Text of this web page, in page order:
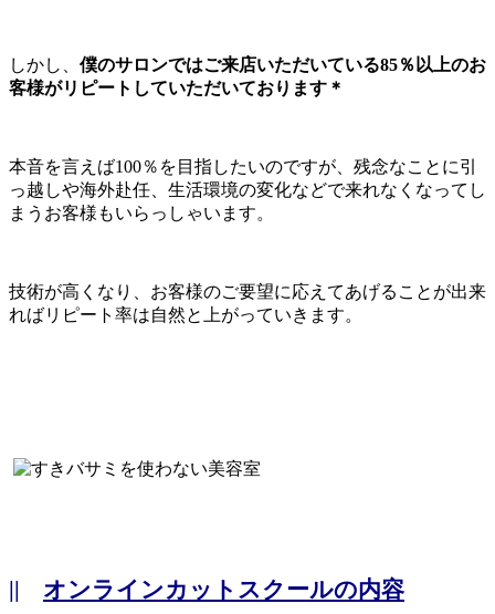
しかし、 僕のサロンではご来店いただいている85％以上のお
客様がリピートしていただいております＊
本音を言えば100％を目指したいのですが、残念なことに引
っ越しや海外赴任、生活環境の変化などで来れなくなってし
まうお客様もいらっしゃいます。
技術が高くなり、お客様のご要望に応えてあげることが出来
ればリピート率は自然と上がっていきます。
|| オンラインカットスクールの内容